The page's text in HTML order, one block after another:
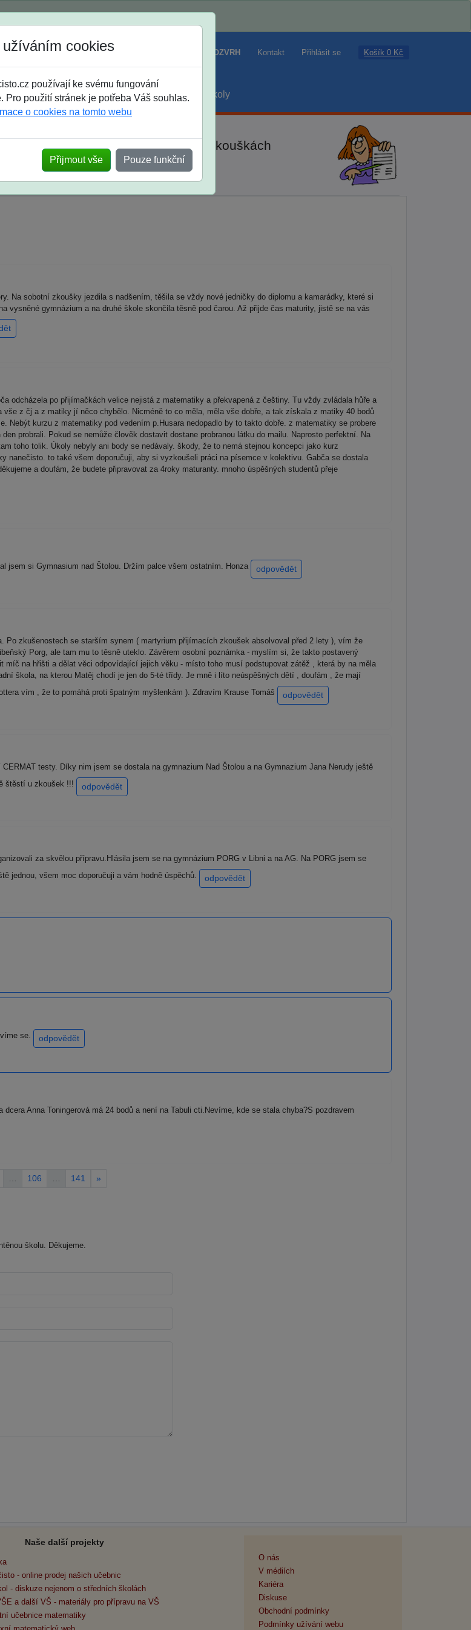
Jak si vybrat ROZVRH Kontakt Přihlásit se Košík 0 Kč
střední maturanti soutěže prázdniny školy
ohlasy po skutečných přijímacích zkouškách
cookies
používají ke svému fungování
Pro použití stránek je potřeba Váš souhlas.
o cookies na tomto webu
Přijmout vše Pouze funkční
Na sobotní zkoušky jezdila s nadšením, těšila se vždy nové jedničky do diplomu a kamarádky, které si
vysněné gymnázium a na druhé škole skončila těsně pod čarou. Až přijde čas maturity, jistě se na vás
odcházela po přijímačkách velice nejistá z matematiky a překvapená z češtiny. Tu vždy zvládala hůře a
vše z čj a z matiky jí něco chybělo. Nicméně to co měla, měla vše dobře, a tak získala z matiky 40 bodů
Nebýt kurzu z matematiky pod vedením p.Husara nedopadlo by to takto dobře. z matematiky se probere
probrali. Pokud se nemůže člověk dostavit dostane probranou látku do mailu. Naprosto perfektní. Na
toho tolik. Úkoly nebyly ani body se nedávaly. škody, že to nemá stejnou koncepci jako kurz
nanečisto. to také všem doporučuji, aby si vyzkoušeli práci na písemce v kolektivu. Gabča se dostala
a doufám, že budete připravovat za 4roky maturanty. mnoho úspěšných studentů přeje
jsem si Gymnasium nad Štolou. Držím palce všem ostatním. Honza odpovědět
Po zkušenostech se starším synem ( martyrium přijímacích zkoušek absolvoval před 2 lety ), vím že
Porg, ale tam mu to těsně uteklo. Závěrem osobní poznámka - myslím si, že takto postavený
na hřišti a dělat věci odpovídající jejich věku - místo toho musí podstupovat zátěž , která by na měla
škola, na kterou Matěj chodí je jen do 5-té třídy. Je mně i líto neúspěšných dětí , doufám , že mají
vím , že to pomáhá proti špatným myšlenkám ). Zdravím Krause Tomáš
odpovědět
testy. Díky nim jsem se dostala na gymnazium Nad Štolou a na Gymnazium Jana Nerudy ještě
štěstí u zkoušek !!!
odpovědět
za skvělou přípravu.Hlásila jsem se na gymnázium PORG v Libni a na AG. Na PORG jsem se
jednou, všem moc doporučuji a vám hodně úspěchů.
odpovědět
se. odpovědět
Anna Toningerová má 24 bodů a není na Tabuli cti.Nevíme, kde se stala chyba?S pozdravem
106 141 »
školu. Děkujeme.
Naše další projekty
- online prodej našich učebnic
- diskuze nejenom o středních školách
a další VŠ - materiály pro přípravu na VŠ
učebnice matematiky
O nás
V médiích
Kariéra
Diskuse
Obchodní podmínky
Podmínky užívání webu